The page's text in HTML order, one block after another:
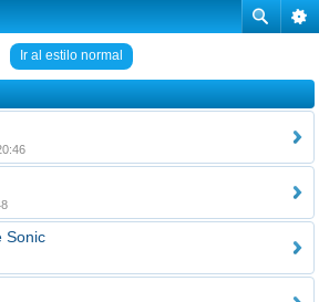
Ir al estilo normal
Sonic